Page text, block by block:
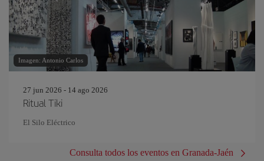
Imagen: Antonio Carlos
27 jun 2026 - 14 ago 2026
Ritual Tiki
El Silo Eléctrico
Consulta todos los eventos en Granada-Jaén